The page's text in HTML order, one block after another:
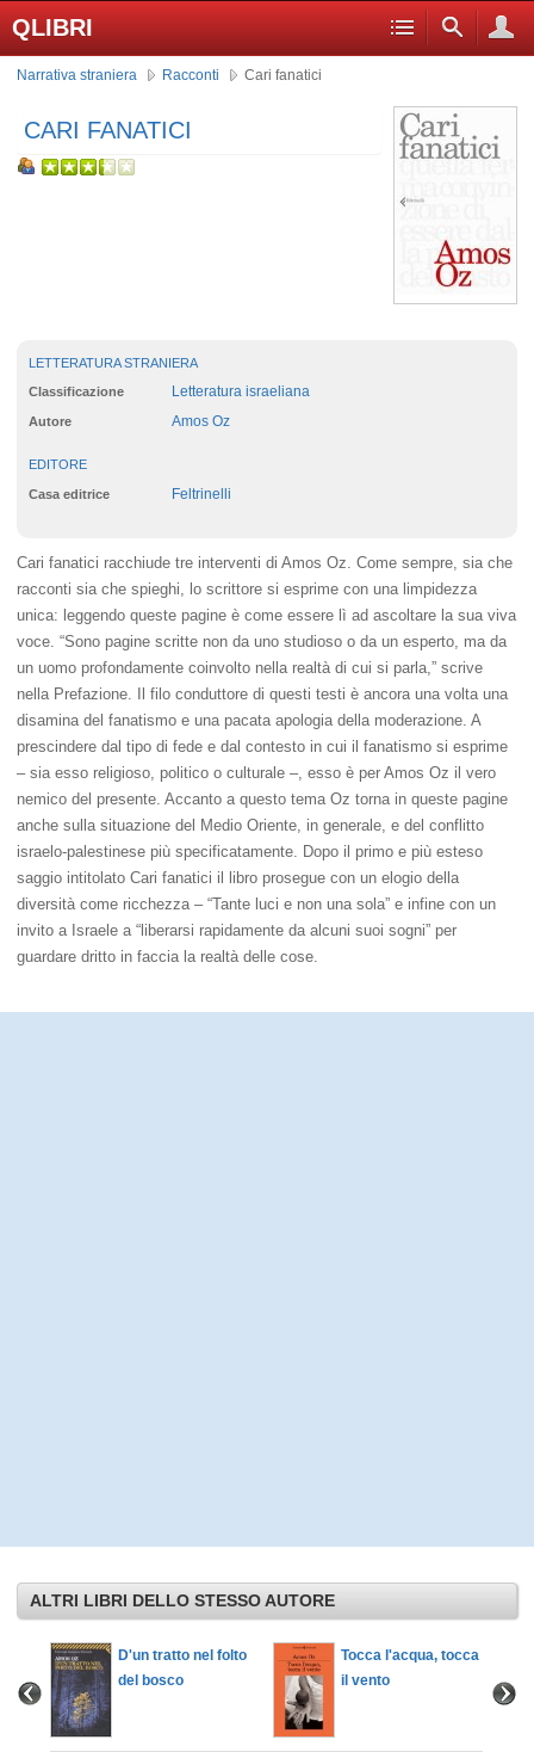
QLIBRI
Narrativa straniera Racconti Cari fanatici
CARI FANATICI
LETTERATURA STRANIERA
Classificazione Letteratura israeliana
Autore Amos Oz
EDITORE
Casa editrice Feltrinelli
Cari fanatici racchiude tre interventi di Amos Oz. Come sempre, sia che
racconti sia che spieghi, lo scrittore si esprime con una limpidezza
unica: leggendo queste pagine è come essere lì ad ascoltare la sua viva
voce. “Sono pagine scritte non da uno studioso o da un esperto, ma da
un uomo profondamente coinvolto nella realtà di cui si parla,” scrive
nella Prefazione. Il filo conduttore di questi testi è ancora una volta una
disamina del fanatismo e una pacata apologia della moderazione. A
prescindere dal tipo di fede e dal contesto in cui il fanatismo si esprime
– sia esso religioso, politico o culturale –, esso è per Amos Oz il vero
nemico del presente. Accanto a questo tema Oz torna in queste pagine
anche sulla situazione del Medio Oriente, in generale, e del conflitto
israelo-palestinese più specificatamente. Dopo il primo e più esteso
saggio intitolato Cari fanatici il libro prosegue con un elogio della
diversità come ricchezza – “Tante luci e non una sola” e infine con un
invito a Israele a “liberarsi rapidamente da alcuni suoi sogni” per
guardare dritto in faccia la realtà delle cose.
ALTRI LIBRI DELLO STESSO AUTORE
D'un tratto nel folto
del bosco
Tocca l'acqua, tocca
il vento